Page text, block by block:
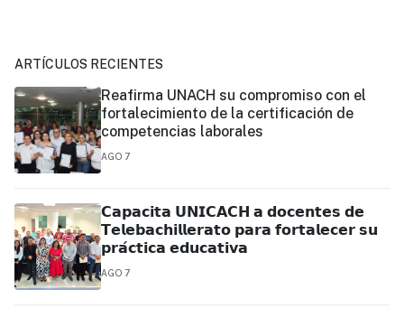
ARTÍCULOS RECIENTES
Reafirma UNACH su compromiso con el
fortalecimiento de la certificación de
competencias laborales
AGO 7
𝗖𝗮𝗽𝗮𝗰𝗶𝘁𝗮 𝗨𝗡𝗜𝗖𝗔𝗖𝗛 𝗮 𝗱𝗼𝗰𝗲𝗻𝘁𝗲𝘀 𝗱𝗲
𝗧𝗲𝗹𝗲𝗯𝗮𝗰𝗵𝗶𝗹𝗹𝗲𝗿𝗮𝘁𝗼 𝗽𝗮𝗿𝗮 𝗳𝗼𝗿𝘁𝗮𝗹𝗲𝗰𝗲𝗿 𝘀𝘂
𝗽𝗿𝗮́𝗰𝘁𝗶𝗰𝗮 𝗲𝗱𝘂𝗰𝗮𝘁𝗶𝘃𝗮
AGO 7